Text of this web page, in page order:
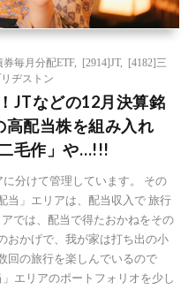
毎月分配ETF, [2914]JT, [4182]三
ヂストン
JTなどの12月決算銘
配当株を組み入れ
毛作」や…!!!
分けて管理しています。 その
当」エリアは、配当収入で 旅行
では、配当で得たおかねをその
おかげで、我が家は打ち出の小
回の旅行を楽しんでいるので
エリアのポートフォリオを少し